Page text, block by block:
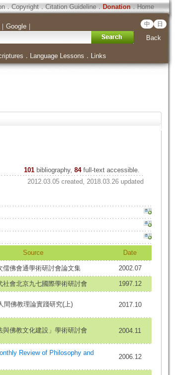
．Copyright．Citation Guideline．Donation．Home
Google｜ 中 日
Back
． Language Lessons ． Links
101 bibliography, 84full-text accessible.
2012.03.05 created, 2018.03.26 updated
Source Date
儒佛會通學術研討會論文集 2002.07
社會北京九七國際學術研討會
1997.12
間佛教理論實踐研究(上) 2017.10
與佛教文化建設」學術研討會 2004.11
Review of Philosophy and
2006.12